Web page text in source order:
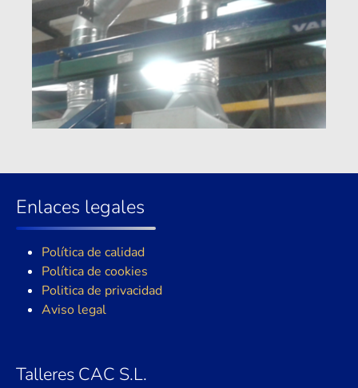
Enlaces legales
Política de calidad
Política de cookies
Politica de privacidad
Aviso legal
Talleres CAC S.L.